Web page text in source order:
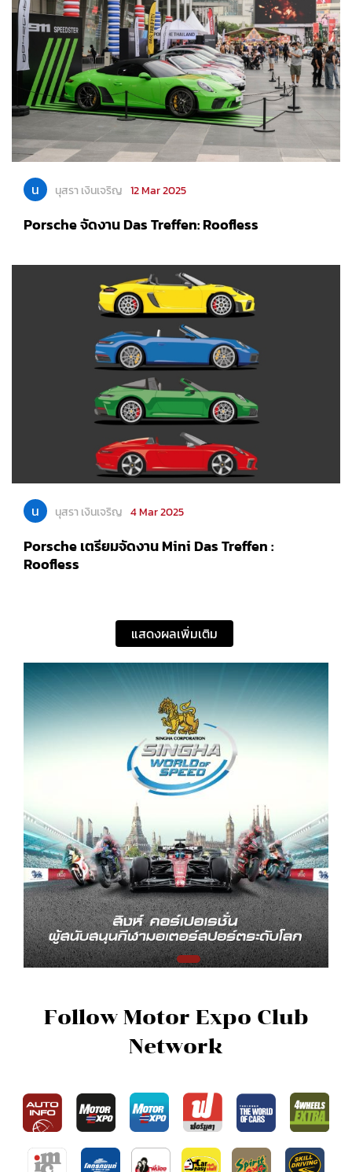
น นุสรา เงินเจริญ 12 Mar 2025
Porsche จัดงาน Das Treffen: Roofless
น นุสรา เงินเจริญ 4 Mar 2025
Porsche เตรียมจัดงาน Mini Das Treffen :
Roofless
แสดงผลเพิ่มเติม
Follow Motor Expo Club
Network